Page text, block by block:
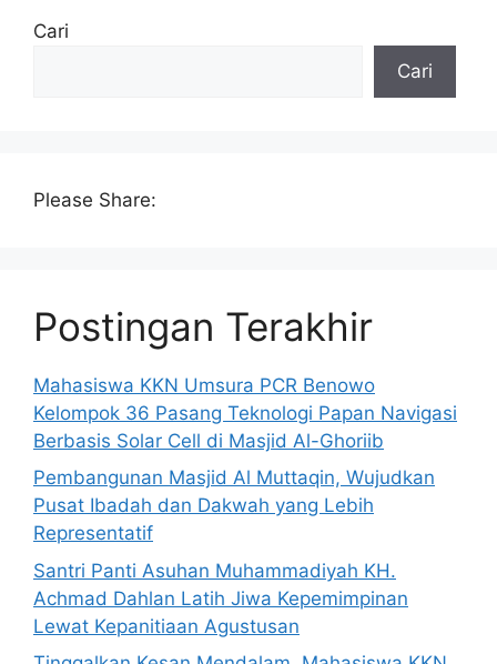
Cari
Cari
Please Share:
Postingan Terakhir
Mahasiswa KKN Umsura PCR Benowo
Kelompok 36 Pasang Teknologi Papan Navigasi
Berbasis Solar Cell di Masjid Al-Ghoriib
Pembangunan Masjid Al Muttaqin, Wujudkan
Pusat Ibadah dan Dakwah yang Lebih
Representatif
Santri Panti Asuhan Muhammadiyah KH.
Achmad Dahlan Latih Jiwa Kepemimpinan
Lewat Kepanitiaan Agustusan